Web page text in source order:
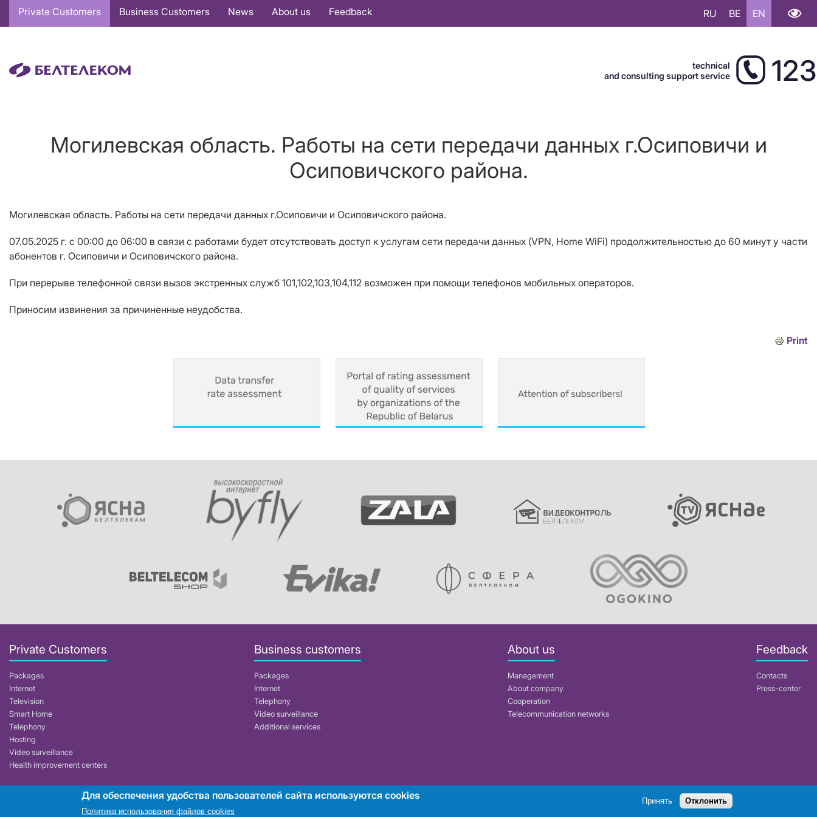
Основная
навигация
Private Customers Business Customers News About us Feedback RU BE EN
technical
and consulting support service
123
Могилевская область. Работы на сети передачи данных г.Осиповичи и
Осиповичского района.
Могилевская область. Работы на сети передачи данных г.Осиповичи и Осиповичского района.
07.05.2025 г. с 00:00 до 06:00 в связи с работами будет отсутствовать доступ к услугам сети передачи данных (VPN, Home WiFi) продолжительностью до 60 минут у части
абонентов г. Осиповичи и Осиповичского района.
При перерыве телефонной связи вызов экстренных служб 101,102,103,104,112 возможен при помощи телефонов мобильных операторов.
Приносим извинения за причиненные неудобства.
Print
Private Customers
Packages
Internet
Television
Smart Home
Telephony
Hosting
Video surveillance
Health improvement centers
Business customers
Packages
Internet
Telephony
Video surveillance
Additional services
About us
Management
About company
Cooperation
Telecommunication networks
Feedback
Contacts
Press-center
RUE "Beltelecom" Search
Для обеспечения удобства пользователей сайта используются cookies
Политика использования файлов cookies
Принять Отклонить